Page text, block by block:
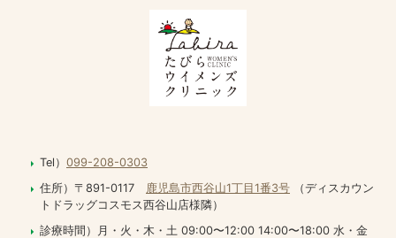
Tel） 099-208-0303
住所）〒891-0117
鹿児島市西谷山1丁目1番3号 （ディスカウン
トドラッグコスモス西谷山店様隣）
診療時間）月・火・木・土 09:00〜12:00 14:00〜18:00 水・金